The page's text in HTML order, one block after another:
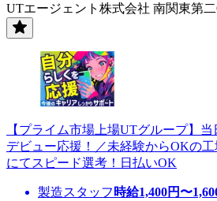
UTエージェント株式会社 南関東第
【プライム市場上場UTグループ】
デビュー応援！／未経験からOKの
にてスピード選考！日払いOK
製造スタッフ 時給1,400円〜